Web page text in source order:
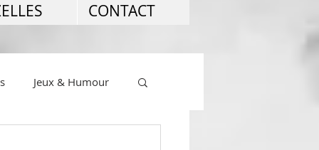
CONTACT
Jeux & Humour